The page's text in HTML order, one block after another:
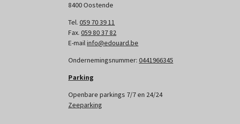
8400 Oostende
Tel. 059 70 39 11
Fax. 059 80 37 82
E-mailinfo@edouard.be
Ondernemingsnummer: 0441966345
Parking
Openbare parkings 7/7 en 24/24
Zeeparking